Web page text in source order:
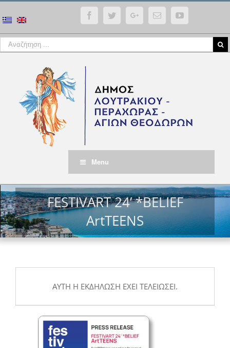
FacebookTwitterGoogle+Email YouTube
Menu
FESTIVART 24’ *BELIEF
ΑrtTEENS
ΑΥΤΉ Η ΕΚΔΉΛΩΣΗ ΈΧΕΙ ΤΕΛΕΙΏΣΕΙ.